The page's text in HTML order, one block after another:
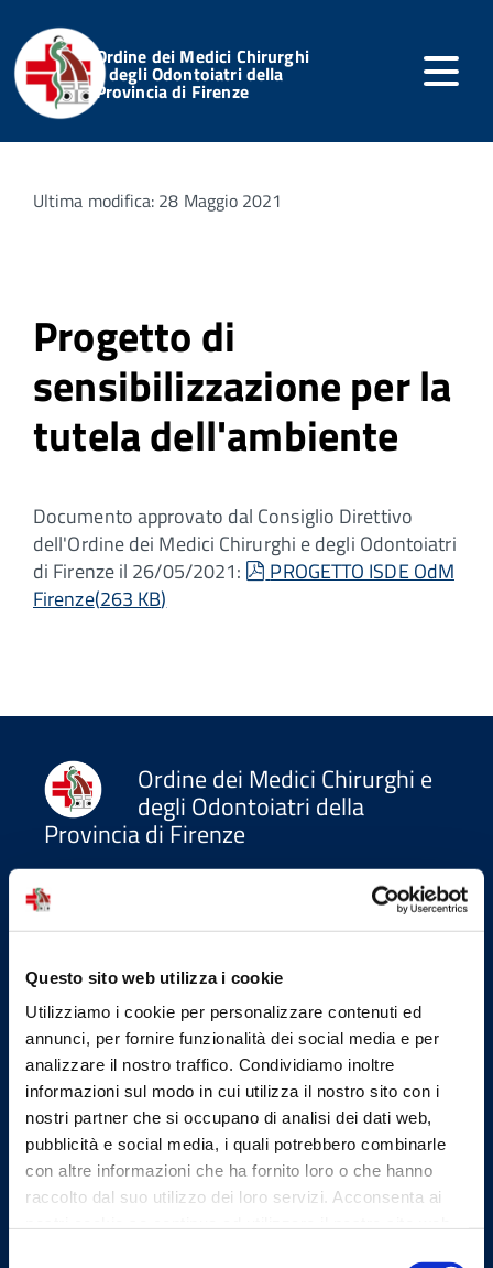
Questo sito web utilizza i cookie
Utilizziamo i cookie per personalizzare contenuti ed
annunci, per fornire funzionalità dei social media e per
analizzare il nostro traffico. Condividiamo inoltre
informazioni sul modo in cui utilizza il nostro sito con i
nostri partner che si occupano di analisi dei dati web,
pubblicità e social media, i quali potrebbero combinarle
con altre informazioni che ha fornito loro o che hanno
raccolto dal suo utilizzo dei loro servizi. Acconsenta ai
Ordine dei Medici Chirurghi
e degli Odontoiatri della
Provincia di Firenze
Home Servizi Online Notizie dell'Ordine
Ultima modifica: 28 Maggio 2021
Progetto di
sensibilizzazione per la
tutela dell'ambiente
Documento approvato dal Consiglio Direttivo
dell'Ordine dei Medici Chirurghi e degli Odontoiatri
di Firenze il 26/05/2021:
pdf
PROGETTO ISDE OdM
Firenze(263 KB)
Ordine dei Medici Chirurghi e
degli Odontoiatri della
Provincia di Firenze
Indirizzi email
Email
Email PEC
segreteria.fi@pec.omceo.it
Linee Guida